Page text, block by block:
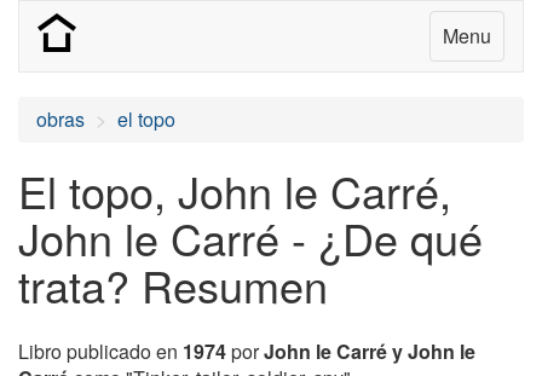
Menu
obras el topo
El topo, John le Carré,
John le Carré - ¿De qué
trata? Resumen
Libro publicado en 1974porJohn le Carré y John le